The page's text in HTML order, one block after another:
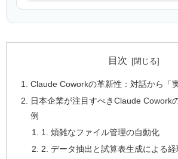
目次
Claude Coworkの革新性：対話から「
日本企業が注目すべきClaude Cowork
例
1. 煩雑なファイル管理の自動化
2. データ抽出と試算表生成による